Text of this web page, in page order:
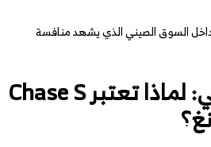
السوق الصيني الذي يشهد منافسة
تحليل استراتيجي: لماذا تعتبر Chase S